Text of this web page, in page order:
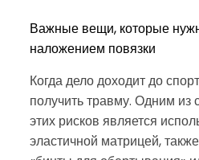
Важные вещи, которые
наложением повязки
Когда дело доходит до
получить травму. Одним из
этих рисков является
эластичной матрицей,